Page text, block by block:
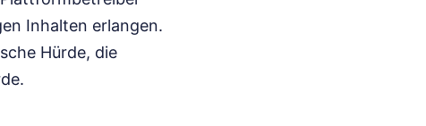
Inhalten erlangen.
Hürde, die